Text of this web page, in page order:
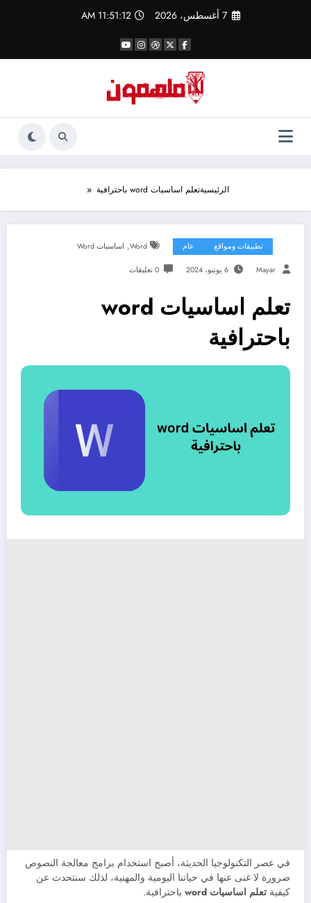
7 أغسطس، 2026 11:51:12 AM
الرئيسيةتعلم اساسيات word باحترافية
تطبيقات ومواقع عام Word
, اساسيات Word
Mayar 6 يونيو، 2024 0 تعليقات
تعلم اساسيات word
باحترافية
في عصر التكنولوجيا الحديثة، أصبح استخدام برامج معالجة النصوص
ضرورة لا غنى عنها في حياتنا اليومية والمهنية، لذلك سنتحدث عن
كيفية تعلم اساسيات word باحترافية.